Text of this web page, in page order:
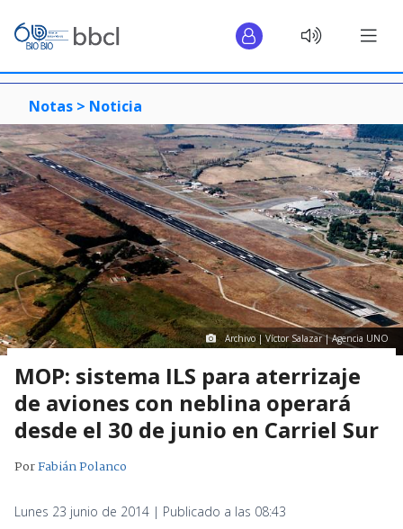
Notas > Noticia
Archivo | Víctor Salazar | Agencia UNO
MOP: sistema ILS para aterrizaje
de aviones con neblina operará
desde el 30 de junio en Carriel Sur
PorFabián Polanco
Lunes 23 junio de 2014 | Publicado a las 08:43